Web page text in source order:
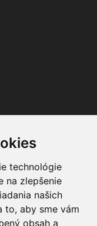
technológie
na zlepšenie
našich
to, aby sme vám
obsah a